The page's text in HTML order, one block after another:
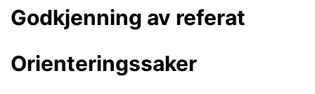
Godkjenning av referat
Orienteringssaker